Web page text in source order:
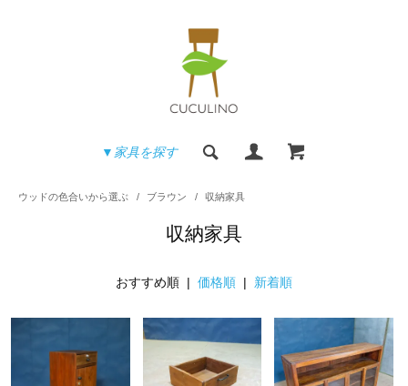
▼家具を探す
ウッドの色合いから選ぶ / ブラウン / 収納家具
収納家具
おすすめ順 | 価格順 | 新着順